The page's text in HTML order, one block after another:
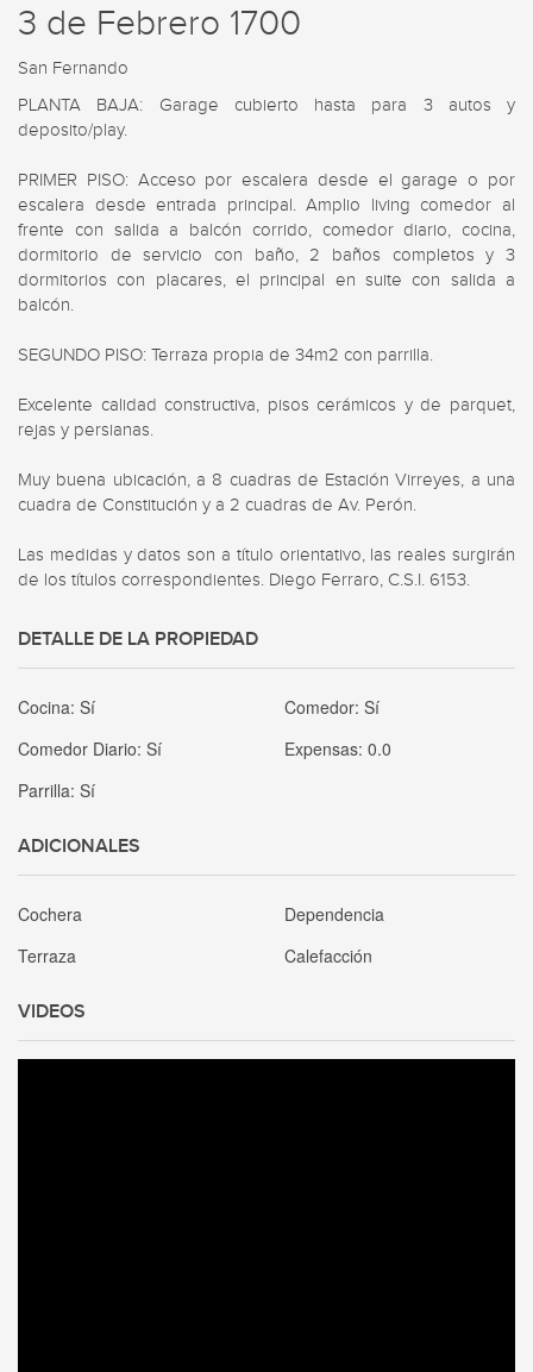
3 de Febrero 1700
San Fernando
PLANTA BAJA: Garage cubierto hasta para 3 autos y
deposito/play.
PRIMER PISO: Acceso por escalera desde el garage o por
escalera desde entrada principal. Amplio living comedor al
frente con salida a balcón corrido, comedor diario, cocina,
dormitorio de servicio con baño, 2 baños completos y 3
dormitorios con placares, el principal en suite con salida a
balcón.
SEGUNDO PISO: Terraza propia de 34m2 con parrilla.
Excelente calidad constructiva, pisos cerámicos y de parquet,
rejas y persianas.
Muy buena ubicación, a 8 cuadras de Estación Virreyes, a una
cuadra de Constitución y a 2 cuadras de Av. Perón.
Las medidas y datos son a título orientativo, las reales surgirán
de los títulos correspondientes. Diego Ferraro, C.S.I. 6153.
DETALLE DE LA PROPIEDAD
Cocina: Sí Comedor: Sí
Comedor Diario: Sí Expensas: 0.0
Parrilla: Sí
ADICIONALES
Cochera
Dependencia
Terraza
Calefacción
VIDEOS